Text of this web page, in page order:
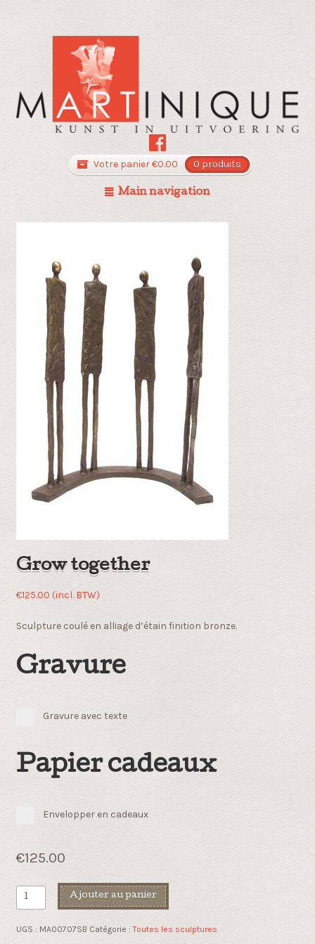
Votre panier€0.00 0 produits
Main navigation
Grow together
€125.00 (incl. BTW)
Sculpture coulé en alliage d’étain finition bronze.
Gravure
Gravure avec texte
Papier cadeaux
Envelopper en cadeaux
€125.00
quantité
de
Ajouter au panier
UGS : MA00707SB Catégorie :Toutes les sculptures